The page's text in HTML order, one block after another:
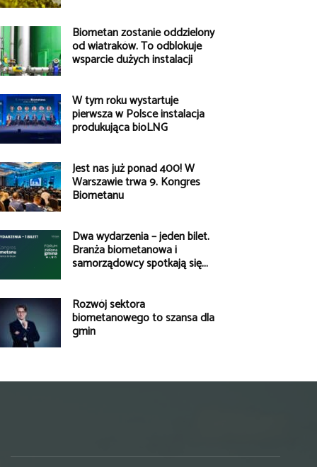
Biometan zostanie oddzielony
od wiatraków. To odblokuje
wsparcie dużych instalacji
W tym roku wystartuje
pierwsza w Polsce instalacja
produkująca bioLNG
Jest nas już ponad 400! W
Warszawie trwa 9. Kongres
Biometanu
Dwa wydarzenia – jeden bilet.
Branża biometanowa i
samorządowcy spotkają się...
Rozwój sektora
biometanowego to szansa dla
gmin